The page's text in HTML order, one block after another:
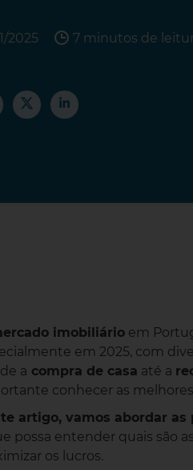
2025 7 minutos de
imobiliário em
em 2025, com
a compra de casa até a
conhecer as
artigo, vamos abordar
possa entender quais são
os lucros.